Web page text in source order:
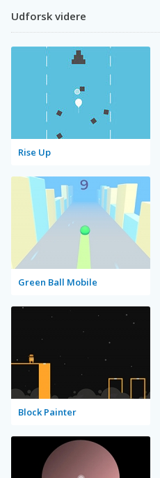
Udforsk videre
Rise Up
Green Ball Mobile
Block Painter